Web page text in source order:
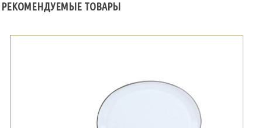
РЕКОМЕНДУЕМЫЕ ТОВАРЫ